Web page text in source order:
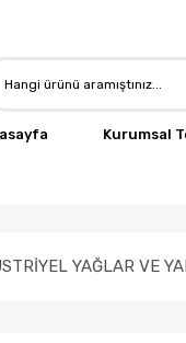
Kurumsal
YAĞLAR VE